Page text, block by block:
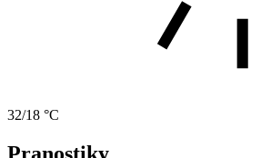
32/18 °C